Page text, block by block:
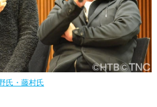
氏・藤村氏